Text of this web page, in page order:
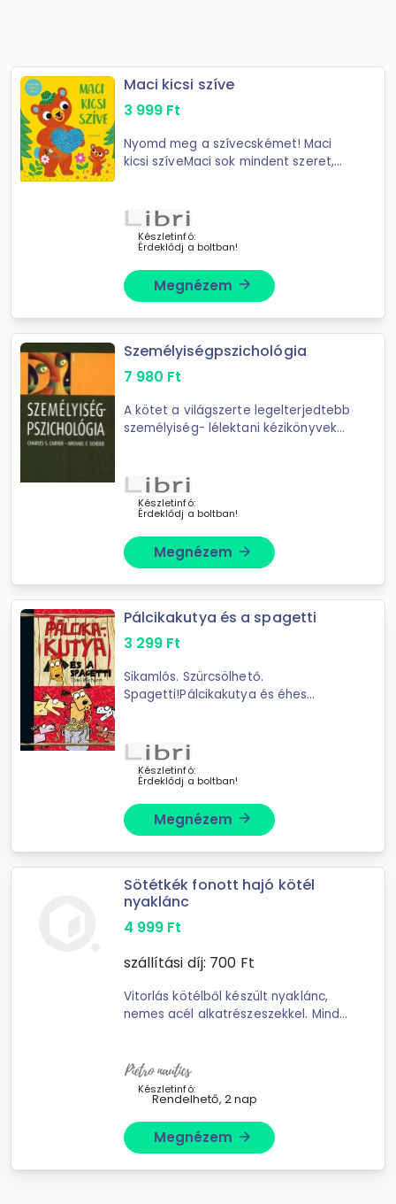
Maci kicsi szíve
3 999 Ft
Nyomd meg a szívecskémet! Maci
kicsi szíveMaci sok mindent szeret,
megtudod, mi az! Ha megnyomod a
szívet, ...
Készletinfó:
Érdeklődj a boltban!
Megnézem arrow_forward
Személyiségpszichológia
7 980 Ft
A kötet a világszerte legelterjedtebb
személyiség- lélektani kézikönyvek
áttekinthető szerkezetben mutatják
Készletinfó:
Érdeklődj a boltban!
Megnézem arrow_forward
Pálcikakutya és a spagetti
3 299 Ft
Sikamlós. Szürcsölhető.
Spagetti!Pálcikakutya és éhes
keresnek, valami még jobbhoz
jutnak. Ez a ...
Készletinfó:
Érdeklődj a boltban!
Megnézem arrow_forward
Sötétkék fonott hajó kötél
nyaklánc
4 999 Ft
szállítási díj: 700 Ft
Vitorlás kötélből készült nyaklánc,
nemes acél alkatrészeszekkel. Mind
kopnak, nem ...
Készletinfó:
Rendelhető, 2 nap
Megnézem arrow_forward